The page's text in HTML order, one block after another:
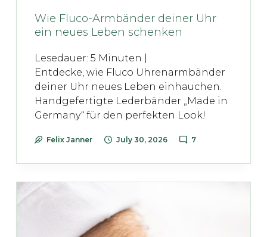
Wie Fluco-Armbänder deiner Uhr
ein neues Leben schenken
Lesedauer: 5 Minuten |
Entdecke, wie Fluco Uhrenarmbänder
deiner Uhr neues Leben einhauchen.
Handgefertigte Lederbänder „Made in
Germany“ für den perfekten Look!
Felix Janner July 30, 2026 7